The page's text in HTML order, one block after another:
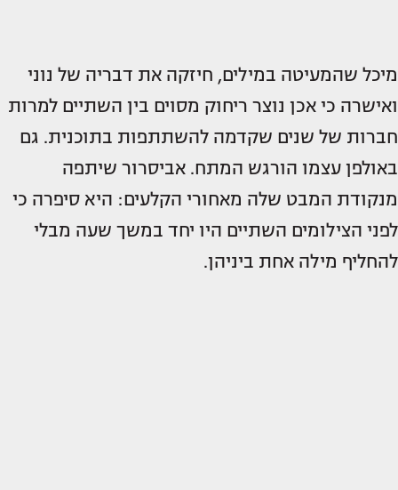
מיכל שהמעיטה במילים, חיזקה את דבריה של נוני
ואישרה כי אכן נוצר ריחוק מסוים בין השתיים למרות
חברות של שנים שקדמה להשתתפות בתוכנית. גם
באולפן עצמו הורגש המתח. אביסרור שיתפה
מנקודת המבט שלה מאחורי הקלעים: היא סיפרה כי
לפני הצילומים השתיים היו יחד במשך שעה מבלי
להחליף מילה אחת ביניהן.